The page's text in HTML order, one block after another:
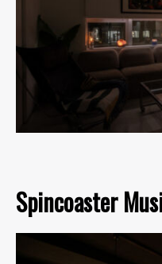
Spincoaster